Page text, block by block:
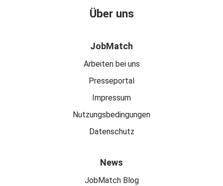
Über uns
JobMatch
Arbeiten bei uns
Presseportal
Impressum
Nutzungsbedingungen
Datenschutz
News
JobMatch Blog